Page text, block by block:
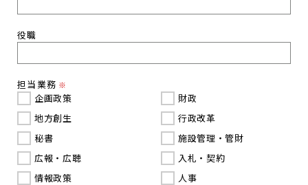
役職
担当業務 ※
企画政策
地方創生
秘書
広報・広聴
情報政策
財政
行政改革
施設管理・管財
入札・契約
人事